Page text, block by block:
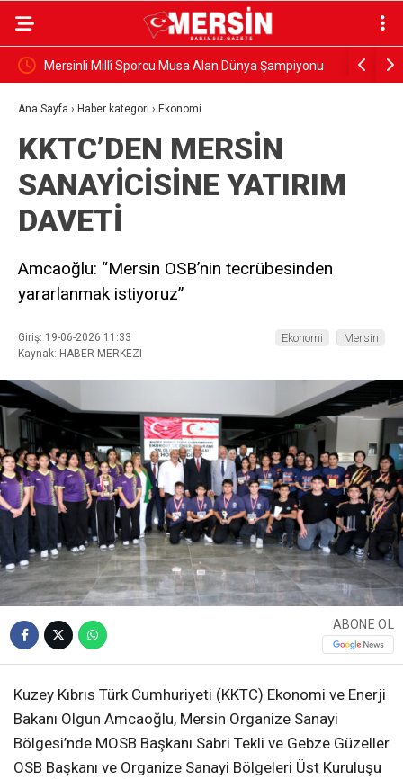
800 Mersinli Millî Sporcu Musa Alan Dünya Şampiyonu Gazeteci
Ana Sayfa › Haber kategori › Ekonomi
KKTC’DEN MERSİN
SANAYİCİSİNE YATIRIM
DAVETİ
Amcaoğlu: “Mersin OSB’nin tecrübesinden
yararlanmak istiyoruz”
Giriş: 19-06-2026 11:33
Kaynak: HABER MERKEZI
Ekonomi Mersin
ABONE OL
Kuzey Kıbrıs Türk Cumhuriyeti (KKTC) Ekonomi ve Enerji
Bakanı Olgun Amcaoğlu, Mersin Organize Sanayi
Bölgesi’nde MOSB Başkanı Sabri Tekli ve Gebze Güzeller
OSB Başkanı ve Organize Sanayi Bölgeleri Üst Kuruluşu